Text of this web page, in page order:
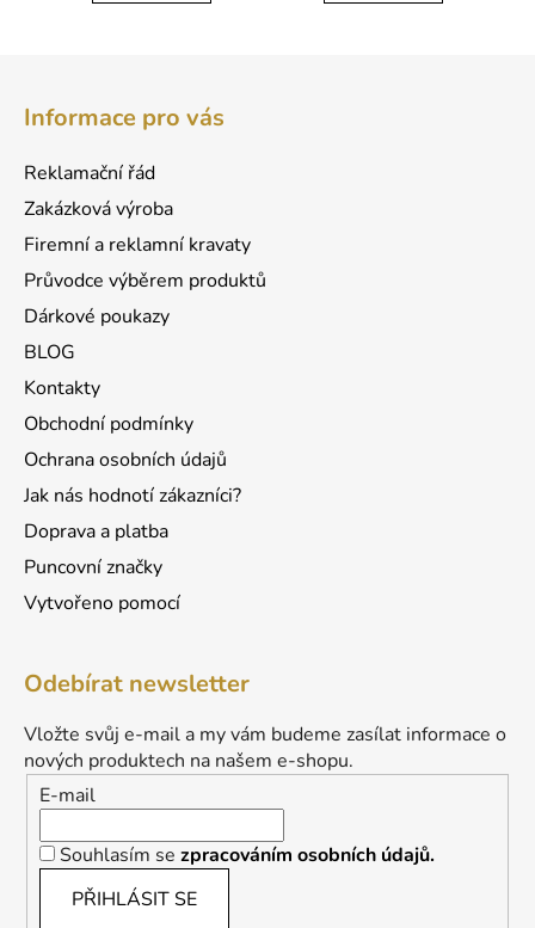
Informace pro vás
Reklamační řád
Zakázková výroba
Firemní a reklamní kravaty
Průvodce výběrem produktů
Dárkové poukazy
BLOG
Kontakty
Obchodní podmínky
Ochrana osobních údajů
Jak nás hodnotí zákazníci?
Doprava a platba
Puncovní značky
Vytvořeno pomocí
Odebírat newsletter
Vložte svůj e-mail a my vám budeme zasílat informace o
nových produktech na našem e-shopu.
E-mail
Souhlasím se zpracováním osobních údajů.
PŘIHLÁSIT SE